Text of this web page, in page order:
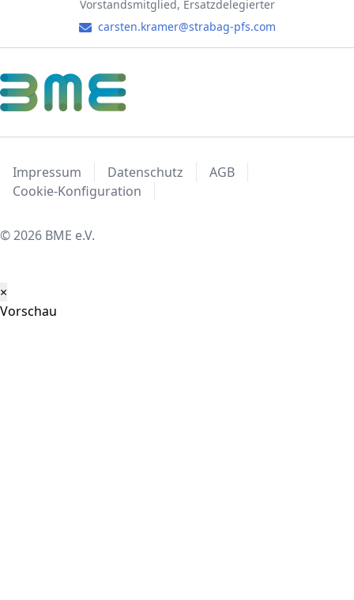
Vorstandsmitglied, Ersatzdelegierter
carsten.kramer@strabag-pfs.com
Impressum Datenschutz
AGB
Cookie-Konfiguration
© 2026 BME e.V.
×
Vorschau